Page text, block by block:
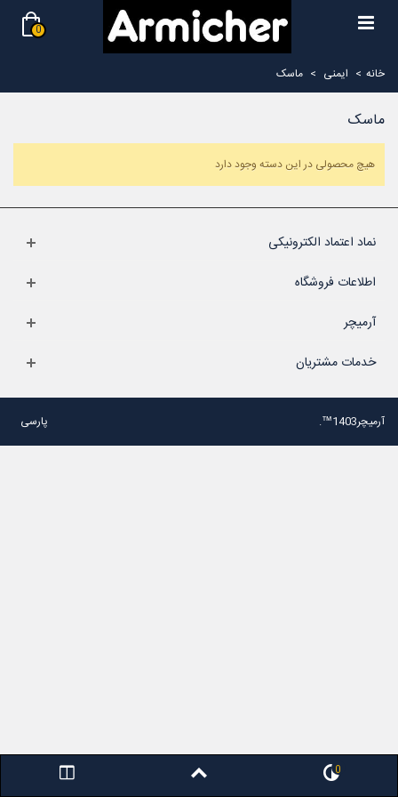
0
خانه > ایمنی > ماسک
ماسک
هیچ محصولی در این دسته وجود دارد
نماد اعتماد الکترونیکی
اطلاعات فروشگاه
آرمیچر
خدمات مشتریان
پارسی آرمیچر1403™.
0